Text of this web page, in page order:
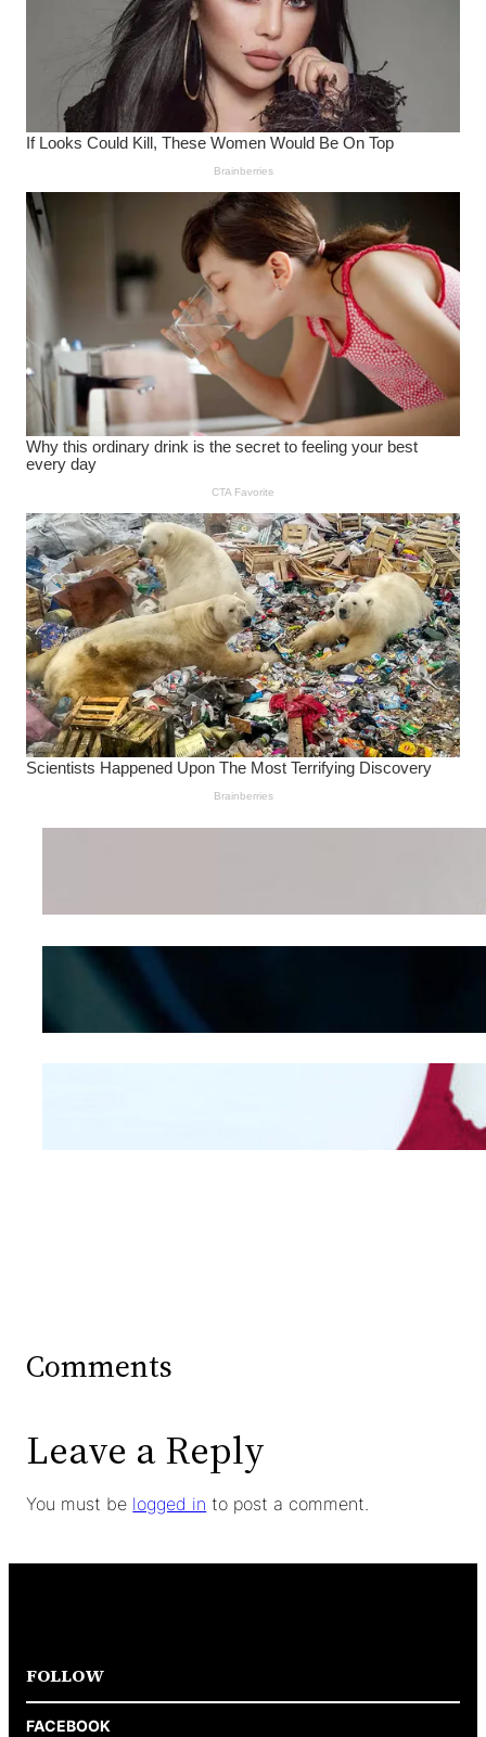
Wanita Pamer Pakaian
Kepribadian
Mengintip Kepribadian
Wanita Dari Warna Bra
Comments
Leave a Reply
You must be logged in to post a comment.
FOLLOW
FACEBOOK